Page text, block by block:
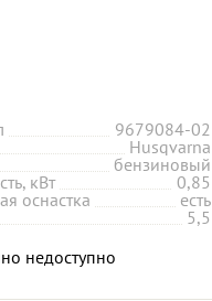
9679084-02
Husqvarna
бензиновый
кВт
0,85
оснастка
есть
5,5
недоступно